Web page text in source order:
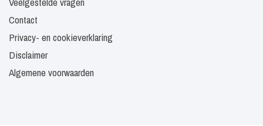
Contact
Privacy- en cookieverklaring
Disclaimer
Algemene voorwaarden